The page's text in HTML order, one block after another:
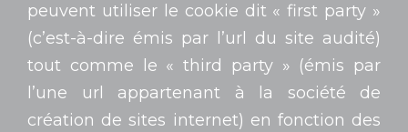
peuvent utiliser le cookie dit « first party »
(c’est-à-dire émis par l’url du site audité)
tout comme le « third party » (émis par
l’une url appartenant à la société de
création de sites internet) en fonction des